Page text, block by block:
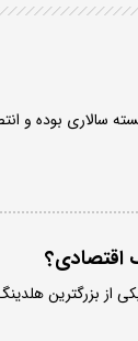
سالاری بوده و
اقتصادی؟
از بزرگترین